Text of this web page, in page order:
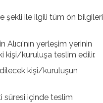
şekli ile ilgili tüm ön bilgileri
yerleşim yerinin
kişi/kuruluşa teslim edilir.
kişi/kuruluşun
süresi içinde teslim